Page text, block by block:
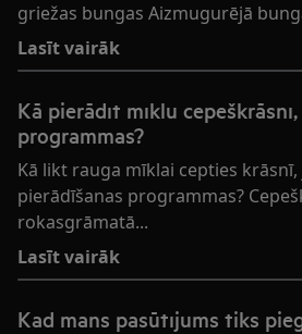
griežas bungas Aizmugurējā
Lasīt vairāk
Kā pierādīt mīklu
programmas?
Kā likt rauga mīklai cepties
pierādīšanas programmas?
rokasgrāmatā...
Lasīt vairāk
Kad mans pasūtījums tiks